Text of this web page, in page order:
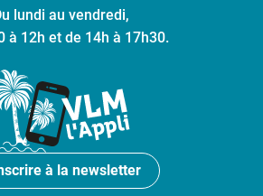
lundi au vendredi,
à 12h et de 14h à 17h30.
à la newsletter